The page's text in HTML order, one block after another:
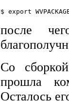
после
Со
прошла
Осталось